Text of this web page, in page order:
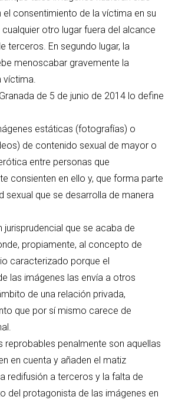
consentimiento de la víctima en su
otro lugar fuera del alcance
terceros. En segundo lugar, la
menoscabar gravemente la
víctima.
de 5 de junio de 2014 lo define
estáticas (fotografías) o
de contenido sexual de mayor o
entre personas que
consienten en ello y, que forma parte
sexual que se desarrolla de manera
jurisprudencial que se acaba de
propiamente, al concepto de
caracterizado porque el
las imágenes las envía a otros
de una relación privada,
que por sí mismo carece de
reprobables penalmente son aquellas
en cuenta y añaden el matiz
redifusión a terceros y la falta de
del protagonista de las imágenes en